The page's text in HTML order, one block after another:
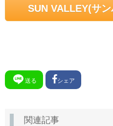
SUN VALLEY(サ
送る シェア
関連記事